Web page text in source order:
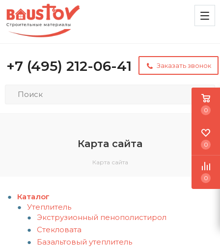
+7 (495) 212-06-41 Заказать звонок
Карта сайта
Карта сайта
Каталог
Утеплитель
Экструзионный пенополистирол
Стекловата
Базальтовый утеплитель
0
0
0